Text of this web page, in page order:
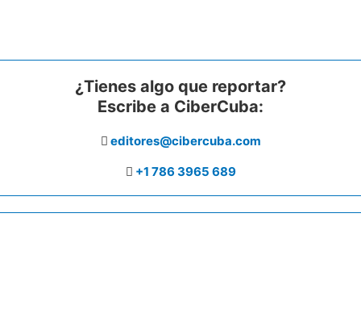
¿Tienes algo que reportar?
Escribe a CiberCuba:
editores@cibercuba.com
+1 786 3965 689